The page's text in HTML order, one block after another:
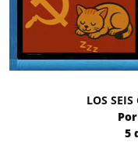
LOS
5